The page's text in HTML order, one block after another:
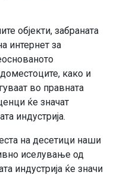
објекти, забраната
интернет за
како и
во правната
ќе значат
индустрија.
на десетици наши
иселување од
индустрија ќе значи